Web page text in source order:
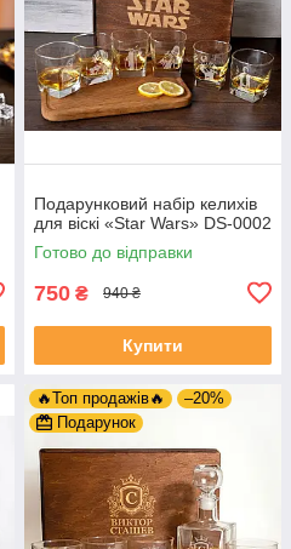
Подарунковий набір келихів
для віскі «Star Wars» DS-0002
Готово до відправки
750 ₴ 940 ₴
Купити
🔥Топ продажів🔥
–20%
Подарунок